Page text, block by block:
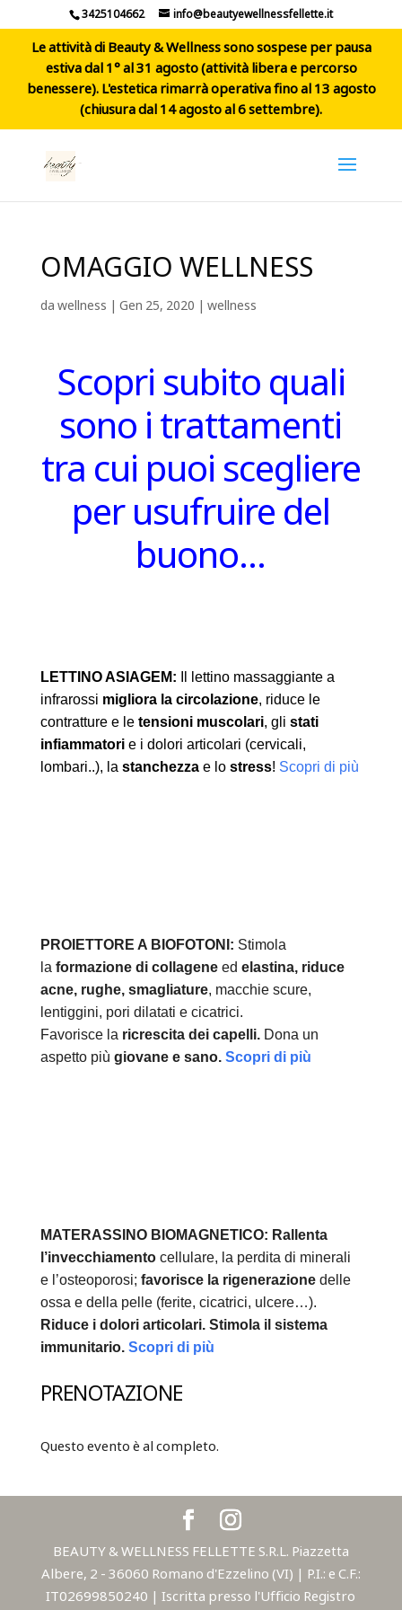
3425104662 info@beautyewellnessfellette.it
Le attività di Beauty & Wellness sono sospese per pausa
estiva dal 1° al 31 agosto (attività libera e percorso
benessere). L'estetica rimarrà operativa fino al 13 agosto
(chiusura dal 14 agosto al 6 settembre).
OMAGGIO WELLNESS
dawellness | Gen 25, 2020 | wellness
Scopri subito quali
sono i trattamenti
tra cui puoi scegliere
per usufruire del
buono…
LETTINO ASIAGEM:
Il lettino massaggiante a
infrarossi migliora la circolazione, riduce le
contratture e le tensioni muscolari, gli stati
infiammatori e i dolori articolari (cervicali,
lombari..), la stanchezzae lo stress! Scopri di più
PROIETTORE A BIOFOTONI: Stimola
la formazione di collagene ed elastina, riduce
acne, rughe, smagliature, macchie scure,
lentiggini, pori dilatati e cicatrici.
Favorisce la ricrescita dei capelli. Dona un
aspetto più giovane e sano. Scopri di più
MATERASSINO BIOMAGNETICO: Rallenta
l’invecchiamentocellulare, la perdita di minerali
e l’osteoporosi; favorisce la rigenerazionedelle
ossa e della pelle (ferite, cicatrici, ulcere…).
Riduce i dolori articolari. Stimola il sistema
immunitario. Scopri di più
PRENOTAZIONE
Questo evento è al completo.
BEAUTY & WELLNESS FELLETTE S.R.L. Piazzetta
Albere, 2 - 36060 Romano d'Ezzelino (VI) | P.I.: e C.F.:
IT02699850240 | Iscritta presso l'Ufficio Registro